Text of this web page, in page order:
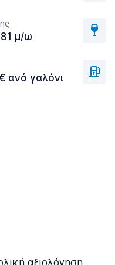
μ/ω
ανά γαλόνι
αξιολόγηση